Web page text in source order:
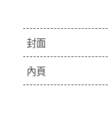
封面
內頁